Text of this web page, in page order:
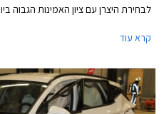
לבחירת היצרן עם ציון האמינות הגבוה
עבורכם את הדגמים שקיבלו את הציון
קרא עוד